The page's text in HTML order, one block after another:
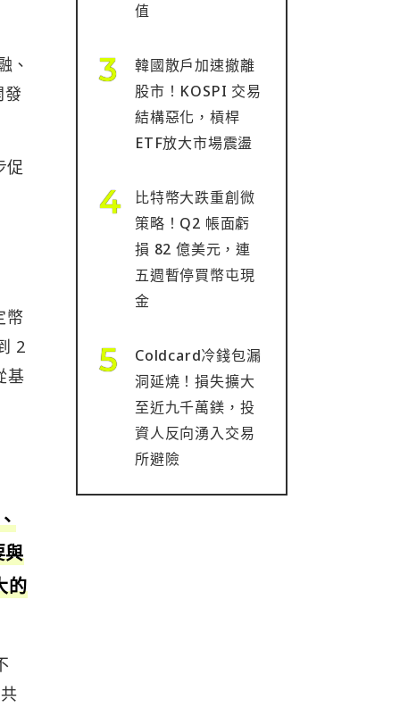
、
發
促
幣
2
基
與
的
值
韓國散戶加速撤離
股市！KOSPI 交易
結構惡化，槓桿
ETF放大市場震盪
比特幣大跌重創微
策略！Q2 帳面虧
損 82 億美元，連
五週暫停買幣屯現
金
Coldcard冷錢包漏
洞延燒！損失擴大
至近九千萬鎂，投
資人反向湧入交易
所避險